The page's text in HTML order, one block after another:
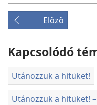
Előző
Kapcsolódó
Utánozzuk a hitüket!
Utánozzuk a hitüket!